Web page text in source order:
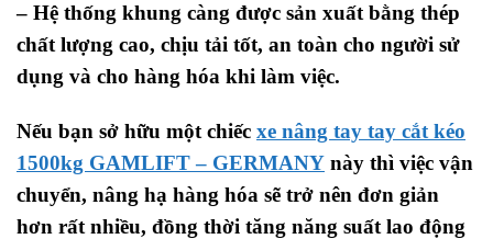
– Hệ thống khung càng được sản xuất bằng thép
chất lượng cao, chịu tải tốt, an toàn cho người sử
dụng và cho hàng hóa khi làm việc.
Nếu bạn sở hữu một chiếc xe nâng tay tay cắt kéo
1500kg GAMLIFT – GERMANY này thì việc vận
chuyển, nâng hạ hàng hóa sẽ trở nên đơn giản
hơn rất nhiều, đồng thời tăng năng suất lao động